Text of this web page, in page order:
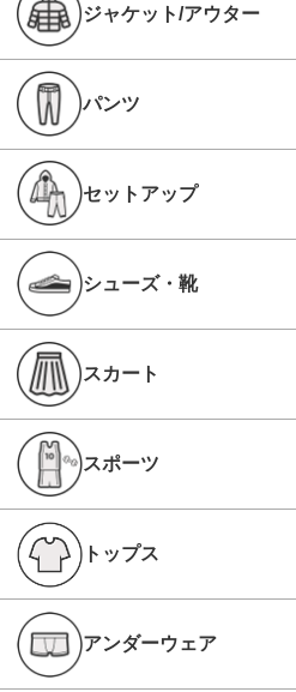
ジャケット/アウター
パンツ
セットアップ
シューズ・靴
スカート
スポーツ
トップス
アンダーウェア